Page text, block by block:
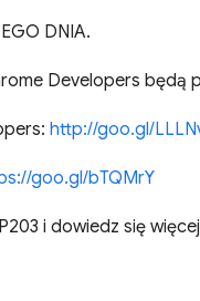
DNIA.
Developers będą
http://goo.gl/
goo.gl/bTQMrY
i dowiedz się